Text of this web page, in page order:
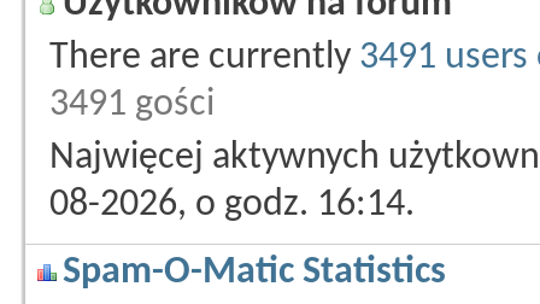
There are currently 3491
3491 gości
Najwięcej aktywnych
08-2026, o godz. 16:14.
Spam-O-Matic Statistics